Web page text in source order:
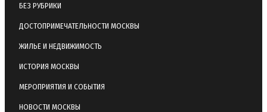
БЕЗ РУБРИКИ
ДОСТОПРИМЕЧАТЕЛЬНОСТИ МОСКВЫ
ЖИЛЬЕ И НЕДВИЖИМОСТЬ
ИСТОРИЯ МОСКВЫ
МЕРОПРИЯТИЯ И СОБЫТИЯ
НОВОСТИ МОСКВЫ